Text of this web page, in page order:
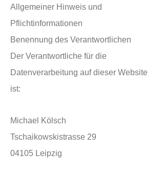
Allgemeiner Hinweis und
Pflichtinformationen
Benennung des Verantwortlichen
Der Verantwortliche für die
Datenverarbeitung auf dieser Website
ist:
Michael Kölsch
Tschaikowskistrasse 29
04105 Leipzig